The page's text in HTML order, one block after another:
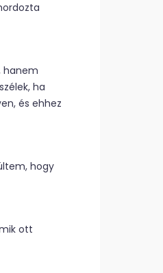
hanem
ha
és ehhez
hogy
ott